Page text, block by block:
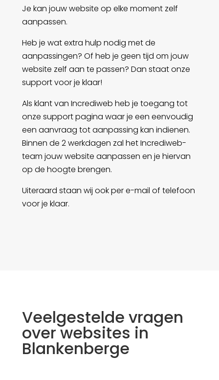
Je kan jouw website op elke moment zelf
aanpassen.
Heb je wat extra hulp nodig met de
aanpassingen? Of heb je geen tijd om jouw
website zelf aan te passen? Dan staat onze
support voor je klaar!
Als klant van Incrediweb heb je toegang tot
onze support pagina waar je een eenvoudig
een aanvraag tot aanpassing kan indienen.
Binnen de 2 werkdagen zal het Incrediweb-
team jouw website aanpassen en je hiervan
op de hoogte brengen.
Uiteraard staan wij ook per e-mail of telefoon
voor je klaar.
Veelgestelde vragen
over websites in
Blankenberge